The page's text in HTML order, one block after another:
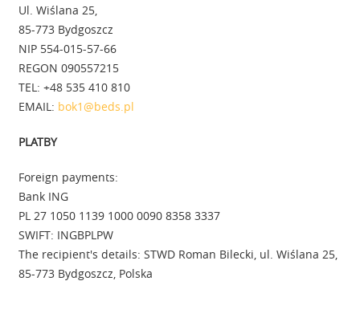
Ul. Wiślana 25,
85-773 Bydgoszcz
NIP 554-015-57-66
REGON 090557215
TEL: +48 535 410 810
EMAIL: bok1@beds.pl
PLATBY
Foreign payments:
Bank ING
PL 27 1050 1139 1000 0090 8358 3337
SWIFT: INGBPLPW
The recipient's details: STWD Roman Bilecki, ul. Wiślana 25,
85-773 Bydgoszcz, Polska